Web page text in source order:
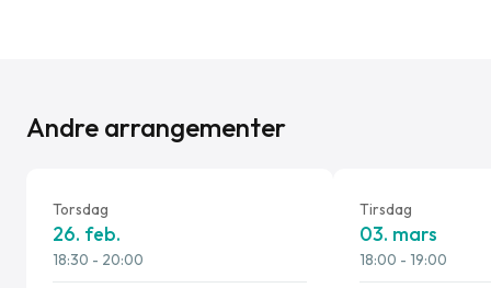
Andre arrangementer
Torsdag
26. feb.
18:30 - 20:00
Tirsdag
03. mars
18:00 - 19:00